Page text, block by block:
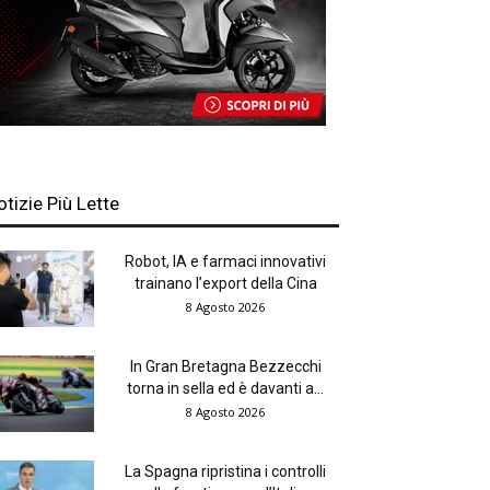
Più Lette
Robot, IA e farmaci innovativi
trainano l’export della Cina
8 Agosto 2026
In Gran Bretagna Bezzecchi
torna in sella ed è davanti a...
8 Agosto 2026
La Spagna ripristina i controlli